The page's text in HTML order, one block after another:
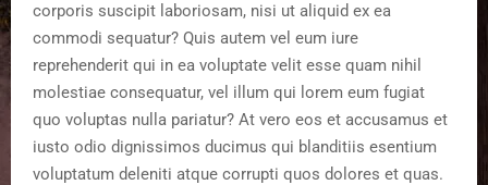
corporis suscipit laboriosam, nisi ut aliquid ex ea
commodi sequatur? Quis autem vel eum iure
reprehenderit qui in ea voluptate velit esse quam nihil
molestiae consequatur, vel illum qui lorem eum fugiat
quo voluptas nulla pariatur? At vero eos et accusamus et
iusto odio dignissimos ducimus qui blanditiis esentium
voluptatum deleniti atque corrupti quos dolores et quas.